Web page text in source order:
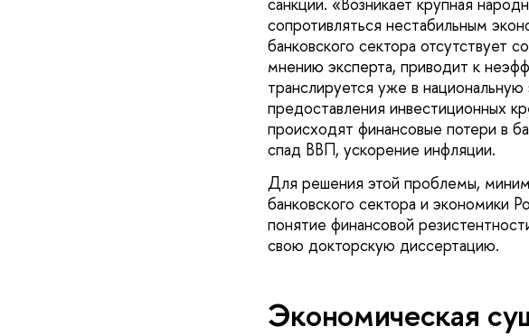
сопротивляться нестабильным
банковского сектора отсутствует
мнению эксперта, приводит к
транслируется уже в
предоставления инвестиционных
происходят финансовые потери в
спад ВВП, ускорение инфляции.
Для решения этой проблемы,
банковского сектора и экономики
понятие финансовой
свою докторскую диссертацию.
Экономическая